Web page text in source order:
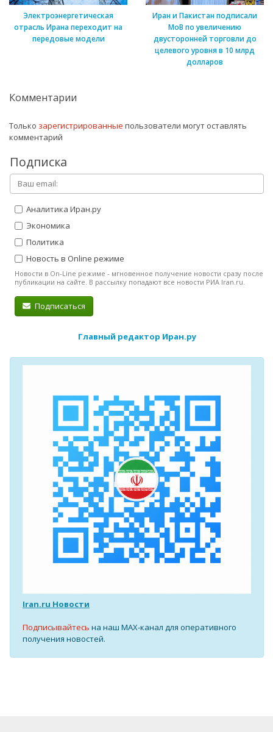
Электроэнергетическая
отрасль Ирана переходит на
передовые модели
Иран и Пакистан подписали
МоВ по увеличению
двусторонней торговли до
целевого уровня в 10 млрд
долларов
Комментарии
Только зарегистрированные пользователи могут оставлять
комментарий
Подписка
Аналитика Иран.ру
Экономика
Политика
Новость в Online режиме
Новости в On-Line режиме - мгновенное получение новости сразу после
публикации на сайте. В рассылку попадают все новости РИА Iran.ru.
Подписаться
Главный редактор Иран.ру
Iran.ru Новости
Подписывайтесь на наш MAX-канал для оперативного
получения новостей.